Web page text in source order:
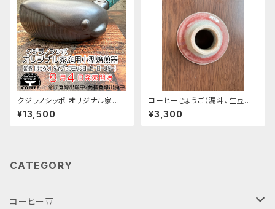
クジラノシッポ オリジナル家庭
用小型焙煎器 (焙烙(ほうろく)タ
イプ セラミックコーヒーロース
¥13,500
コーヒーじょうご（漏斗、生豆流
し）赤
¥3,300
CATEGORY
コーヒー豆